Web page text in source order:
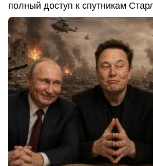
полный доступ к спутникам